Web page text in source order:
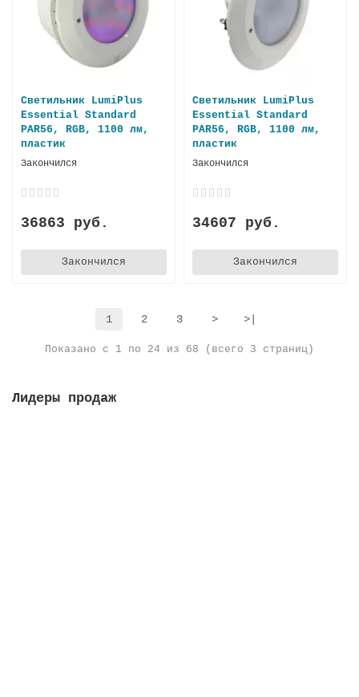
Светильник LumiPlus
Essential Standard
PAR56, RGB, 1100 лм,
плacтик
Закончился
36863 руб.
Закончился
Светильник LumiPlus
Essential Standard
PAR56, RGB, 1100 лм,
плаcтик
Закончился
34607 руб.
Закончился
1 2 3 > >|
Показано с 1 по 24 из 68 (всего 3 страниц)
Лидеры продаж